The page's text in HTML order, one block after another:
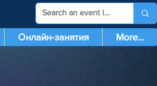
Онлайн-занятия More...